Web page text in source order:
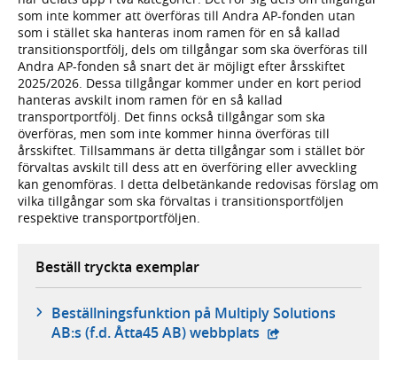
som inte kommer att överföras till Andra AP-fonden utan
som i stället ska hanteras inom ramen för en så kallad
transitionsportfölj, dels om tillgångar som ska överföras till
Andra AP-fonden så snart det är möjligt efter årsskiftet
2025/2026. Dessa tillgångar kommer under en kort period
hanteras avskilt inom ramen för en så kallad
transportportfölj. Det finns också tillgångar som ska
överföras, men som inte kommer hinna överföras till
årsskiftet. Tillsammans är detta tillgångar som i stället bör
förvaltas avskilt till dess att en överföring eller avveckling
kan genomföras. I detta delbetänkande redovisas förslag om
vilka tillgångar som ska förvaltas i transitionsportföljen
respektive transportportföljen.
Beställ tryckta exemplar
Beställningsfunktion på Multiply Solutions
AB:s (f.d. Åtta45 AB) webbplats - extern webbplats,